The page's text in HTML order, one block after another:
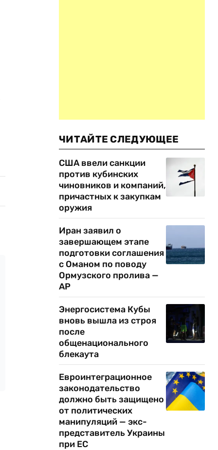
ЧИТАЙТЕ СЛЕДУЮЩЕЕ
США ввели санкции
против кубинских
чиновников и компаний,
причастных к закупкам
оружия
Иран заявил о
завершающем этапе
подготовки соглашения
с Оманом по поводу
Ормузского пролива —
AP
Энергосистема Кубы
вновь вышла из строя
после
общенационального
блекаута
Евроинтеграционное
законодательство
должно быть защищено
от политических
манипуляций — экс-
представитель Украины
при ЕС